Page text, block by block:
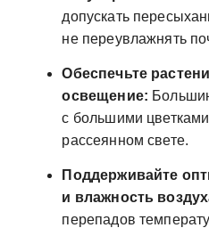
допускать
не переувлажнять
Обеспечьте
освещение:
с большими
рассеянном свете.
Поддерживайте
и влажность
перепадов